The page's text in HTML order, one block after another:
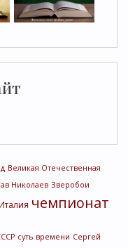
Великая Отечественная
Николаев Зверобои
чемпионат
суть времени Сергей